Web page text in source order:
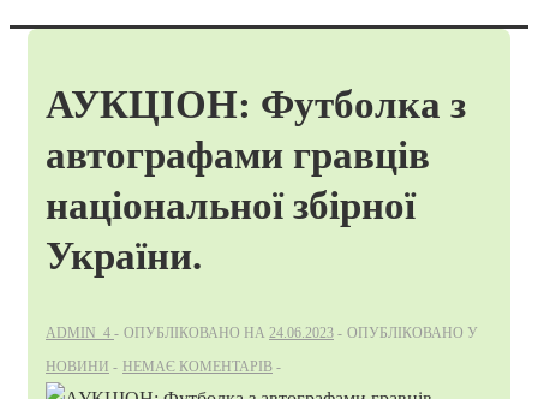
АУКЦІОН: Футболка з
автографами гравців
національної збірної
України.
ADMIN_4 ОПУБЛІКОВАНО НА 24.06.2023
ОПУБЛІКОВАНО У
НОВИНИ
НЕМАЄ КОМЕНТАРІВ